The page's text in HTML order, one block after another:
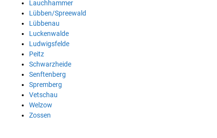
Lauchhammer
Lübben/Spreewald
Lübbenau
Luckenwalde
Ludwigsfelde
Peitz
Schwarzheide
Senftenberg
Spremberg
Vetschau
Welzow
Zossen